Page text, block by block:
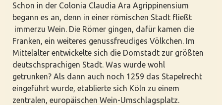
Schon in der Colonia Claudia Ara Agrippinensium
begann es an, denn in einer römischen Stadt fließt
immerzu Wein. Die Römer gingen, dafür kamen die
Franken, ein weiteres genussfreudiges Völkchen. Im
Mittelalter entwickelte sich die Domstadt zur größten
deutschsprachigen Stadt. Was wurde wohl
getrunken? Als dann auch noch 1259 das Stapelrecht
eingeführt wurde, etablierte sich Köln zu einem
zentralen, europäischen Wein-Umschlagsplatz.